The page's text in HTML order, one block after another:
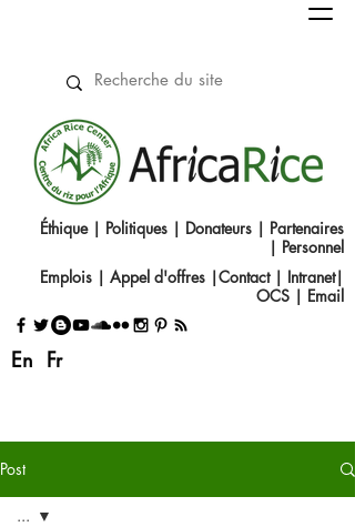
En Fr
Éthique| Politiques | Donateurs | Partenaires
| Personnel
Emplois | Appel d'offres |Contact |​ Intranet|
OCS | Email
Post
...